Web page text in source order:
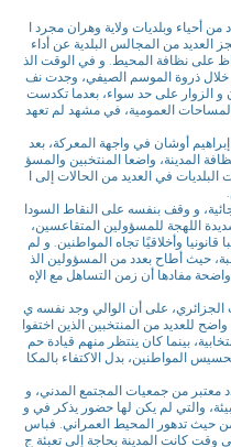
أحياء وبلديات ولاية وهران مجرد ا
العديد من المجالس البلدية عن أداء
على نظافة المحيط. و في الوقت الذ
خلال ذروة الموسم الصيفي، وجدت نف
و الزوار على حد سواء، بعدما تكدست
العمومية، في مشهد لم تعهد
أوشان في واجهة المعركة، بعد
المدينة، واضعا المنتخبين والمسؤ
البلديات في العديد من الحالات إلى ا
و وقف بنفسه على النقاط السودا
اللهجة للمسؤولين المتقاعسين،
وأخلاقيًا تجاه المواطنين. و لم
حيث أطاح بعدد من المسؤولين الذ
مفادها أن زمن التساهل مع الإه
على أن الوالي وجد نفسه ي
للعديد من المنتخبين الذين اختفوا
بينما كان ينتظر منهم قيادة حم
المواطنين، بدل الاكتفاء بالمكا
معتبر من جمعيات المجتمع المدني، و
والتي لم يكن لها حضور يذكر في و
حيث تدهور المحيط العمراني. فباس
وقت كانت المدينة بحاجة إلى تعبئة ج